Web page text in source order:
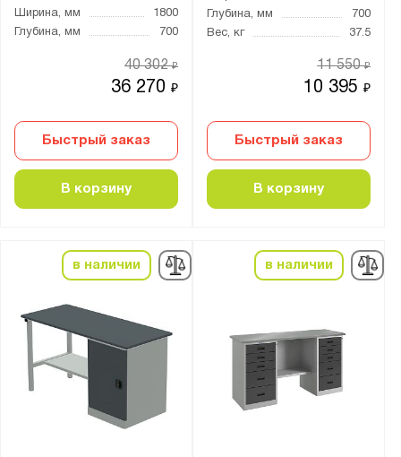
Ширина, мм
1800
Глубина, мм
700
36 270₽
40 302₽
Быстрый заказ
В корзину
Глубина, мм
700
Вес, кг
37.5
10 395₽
11 550₽
Быстрый заказ
В корзину
в наличии в наличии
Тип замка:
1 ключевой
2 ключевых
4 ключевых
Два ключевых
Ключевой
Без тумб
Одна тумба
Цвет:
Агатовый серый (RAL 7038)
Антрацитово-серый (RAL 7016)